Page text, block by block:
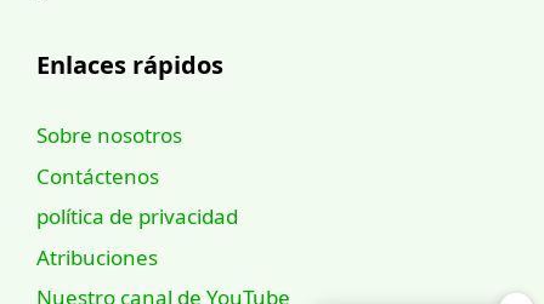
Enlaces rápidos
Sobre nosotros
Contáctenos
política de privacidad
Atribuciones
Nuestro canal de YouTube